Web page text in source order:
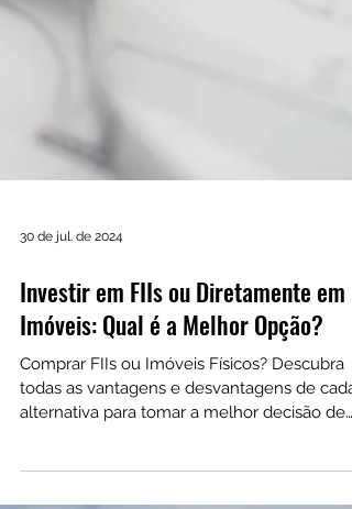
Investir em FIIs ou Diretamente em
Imóveis: Qual é a Melhor Opção?
Comprar FIIs ou Imóveis Físicos? Descubra
todas as vantagens e desvantagens de cada
investimento.